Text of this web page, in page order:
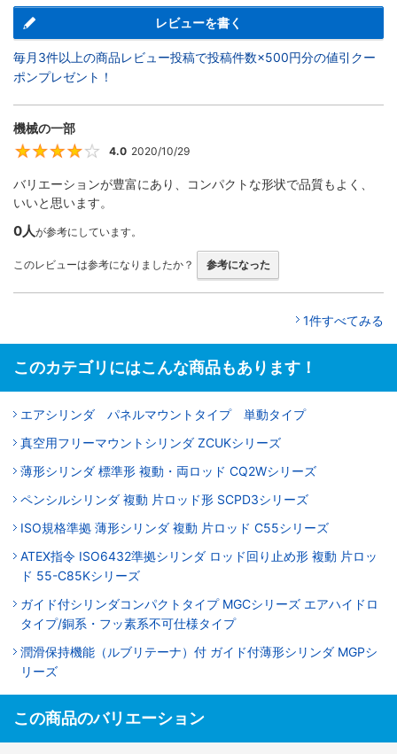
レビューを書く
毎月3件以上の商品レビュー投稿で投稿件数×500円分の値引クー
ポンプレゼント！
機械の一部
4
4.0 2020/10/29
バリエーションが豊富にあり、コンパクトな形状で品質もよく、
いいと思います。
0人が参考にしています。
このレビューは参考になりましたか？ 参考になった
1件すべてみる
このカテゴリにはこんな商品もあります！
エアシリンダ パネルマウントタイプ 単動タイプ
真空用フリーマウントシリンダ ZCUKシリーズ
薄形シリンダ 標準形 複動・両ロッド CQ2Wシリーズ
ペンシルシリンダ 複動 片ロッド形 SCPD3シリーズ
ISO規格準拠 薄形シリンダ 複動 片ロッド C55シリーズ
ATEX指令 ISO6432準拠シリンダ ロッド回り止め形 複動 片ロッ
ド 55-C85Kシリーズ
ガイド付シリンダコンパクトタイプ MGCシリーズ エアハイドロ
タイプ/銅系・フッ素系不可仕様タイプ
潤滑保持機能（ルブリテーナ）付 ガイド付薄形シリンダ MGPシ
リーズ
この商品のバリエーション